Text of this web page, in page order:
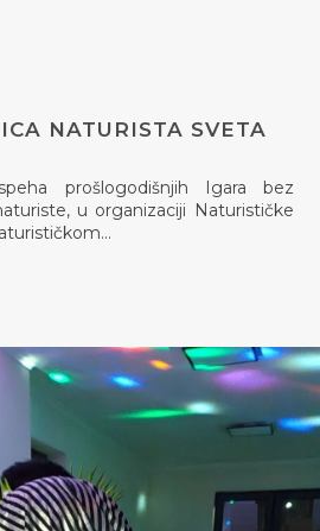
NATURISTA SVETA
prošlogodišnjih Igara bez
u organizaciji Naturističke